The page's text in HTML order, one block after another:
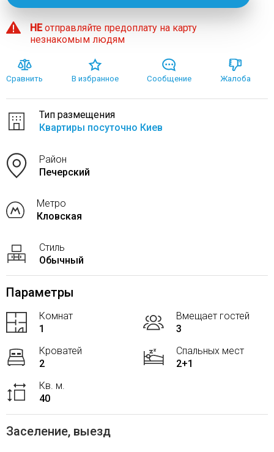
НЕотправляйте предоплату на карту
незнакомым людям
Сравнить В избранное Сообщение Жалоба
Тип размещения
Квартиры посуточно Киев
Район
Печерский
Метро
Кловская
Стиль
Обычный
Параметры
Комнат
1
Вмещает гостей
3
Кроватей
2
Спальных мест
2+1
Кв. м.
40
Заселение, выезд